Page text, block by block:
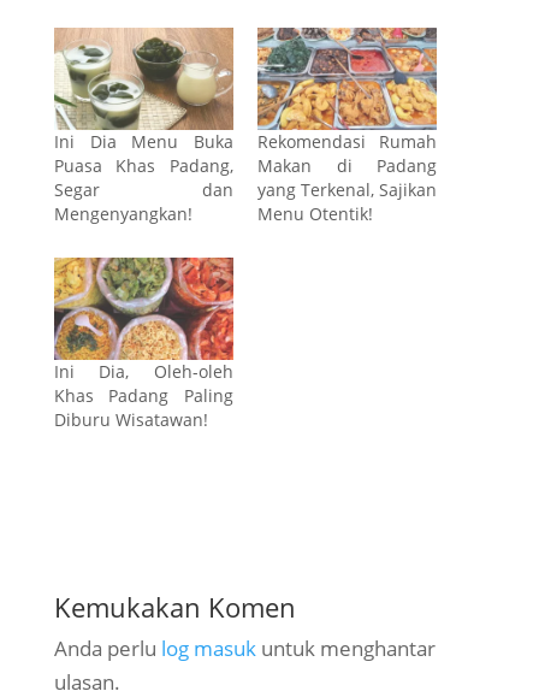
Ini Dia Menu Buka
Puasa Khas Padang,
Segar dan
Mengenyangkan!
Rekomendasi Rumah
Makan di Padang
yang Terkenal, Sajikan
Menu Otentik!
Ini Dia, Oleh-oleh
Khas Padang Paling
Diburu Wisatawan!
Kemukakan Komen
Anda perlu log masukuntuk menghantar
ulasan.